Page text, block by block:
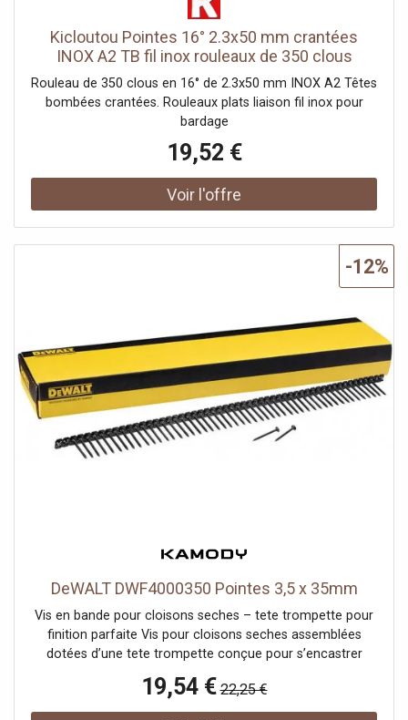
Kicloutou Pointes 16° 2.3x50 mm crantées
INOX A2 TB fil inox rouleaux de 350 clous
Rouleau de 350 clous en 16° de 2.3x50 mm INOX A2 Têtes
bombées crantées. Rouleaux plats liaison fil inox pour
bardage
19,52 €
DeWALT DWF4000350 Pointes 3,5 x 35mm
Vis en bande pour cloisons seches – tete trompette pour
finition parfaite Vis pour cloisons seches assemblées
dotées d’une tete trompette conçue pour s’encastrer
couche supérieure. Elles se positionnent légerement sous
la surface, garantissant ainsi une finition propre et
19,54 € 22,25 €
-12%